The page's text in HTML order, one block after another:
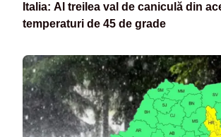
Italia: Al treilea val de caniculă din
temperaturi de 45 de grade